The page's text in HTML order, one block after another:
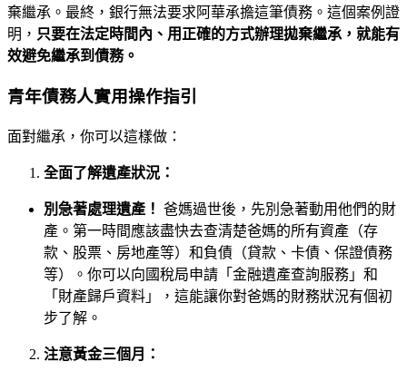
棄繼承。最終，銀行無法要求阿華承擔這筆債務。這個案例證
明， 只要在法定時間內、用正確的方式辦理拋棄繼承，就能有
效避免繼承到債務。
青年債務人實用操作指引
面對繼承，你可以這樣做：
全面了解遺產狀況：
別急著處理遺產！ 爸媽過世後，先別急著動用他們的財
產。第一時間應該盡快去查清楚爸媽的所有資產（存
款、股票、房地產等）和負債（貸款、卡債、保證債務
等）。你可以向國稅局申請「金融遺產查詢服務」和
「財產歸戶資料」，這能讓你對爸媽的財務狀況有個初
步了解。
注意黃金三個月：